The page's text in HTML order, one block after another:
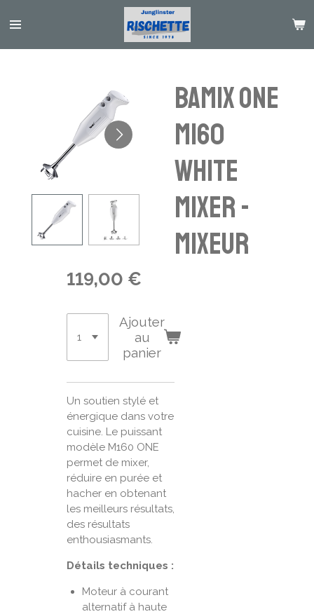
au
Bamix one
M160
white
Mixer -
Mixeur
119,00 €
Ajouter
au
panier
Un soutien stylé et
énergique dans votre
cuisine. Le puissant
modèle M160 ONE
permet de mixer,
réduire en purée et
hacher en obtenant
les meilleurs résultats,
des résultats
enthousiasmants.
Détails techniques :
Moteur à courant
alternatif à haute